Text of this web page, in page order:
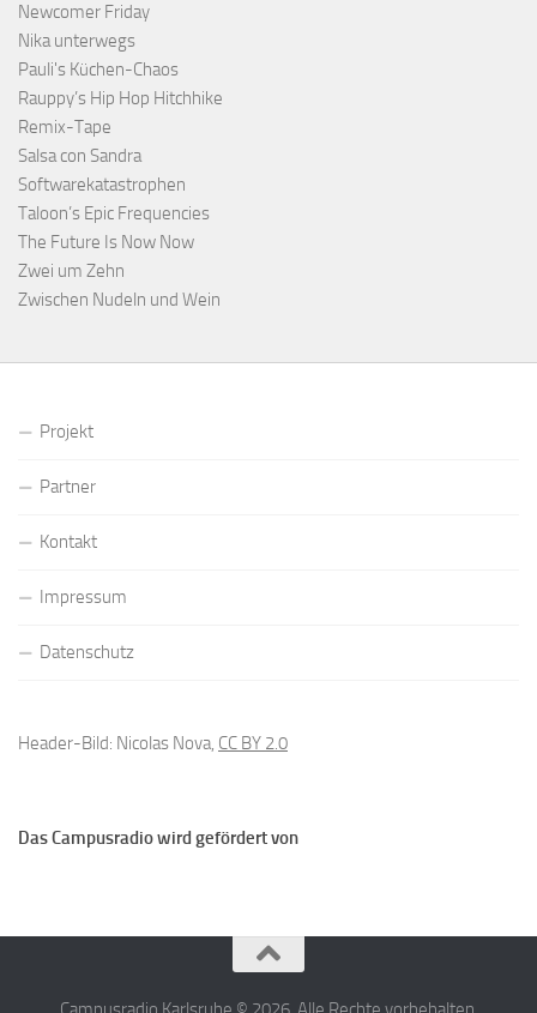
Newcomer Friday
Nika unterwegs
Pauli's Küchen-Chaos
Rauppy’s Hip Hop Hitchhike
Remix-Tape
Salsa con Sandra
Softwarekatastrophen
Taloon’s Epic Frequencies
The Future Is Now Now
Zwei um Zehn
Zwischen Nudeln und Wein
Projekt
Partner
Kontakt
Impressum
Datenschutz
Header-Bild: Nicolas Nova, CC BY 2.0
Das Campusradio wird gefördert von